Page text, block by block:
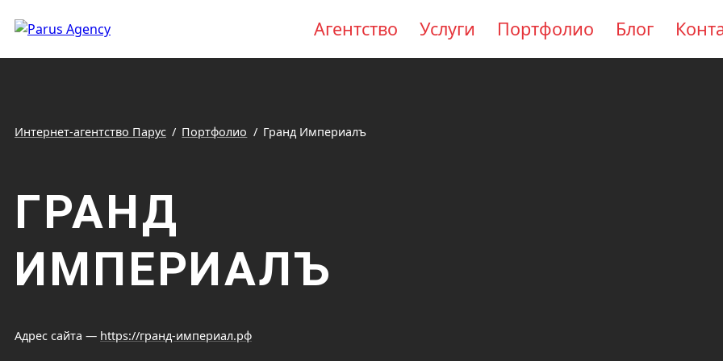
Агентство Услуги Портфолио Блог
Интернет-агентство Парус Портфолио Гранд Империалъ
ГРАНД
ИМПЕРИАЛЪ
Адрес сайта — https://гранд-империал.рф